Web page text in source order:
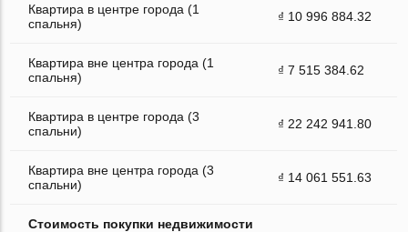
Квартира в центре города (1
спальня)
₫ 10 996 884.32
Квартира вне центра города (1
спальня)
₫ 7 515 384.62
Квартира в центре города (3
спальни)
₫ 22 242 941.80
Квартира вне центра города (3
спальни)
₫ 14 061 551.63
Стоимость покупки недвижимости